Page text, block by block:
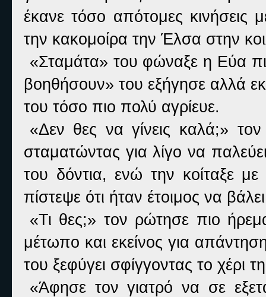
έκανε τόσο απότομες κινήσεις
την κακομοίρα την Έλσα στην
«Σταμάτα» του φώναξε η Εύα
βοηθήσουν» του εξήγησε αλλά
του τόσο πιο πολύ αγρίευε.
«Δεν θες να γίνεις καλά;»
σταματώντας για λίγο να
του δόντια, ενώ την κοίταξε
πίστεψε ότι ήταν έτοιμος να
«Τι θες;» τον ρώτησε πιο
μέτωπο και εκείνος για
του ξεφύγει σφίγγοντας το χέρι
«Άφησε τον γιατρό να σε